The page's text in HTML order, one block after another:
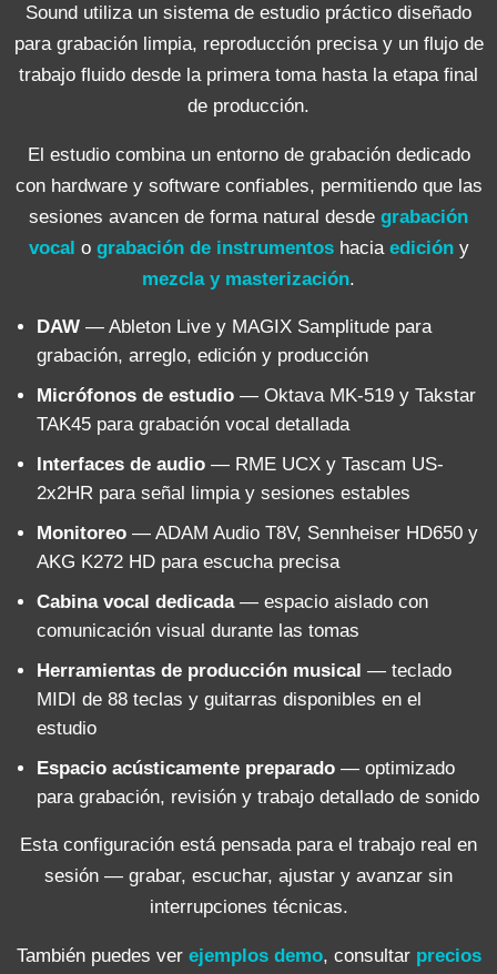
Sound utiliza un sistema de estudio práctico diseñado
para grabación limpia, reproducción precisa y un flujo de
trabajo fluido desde la primera toma hasta la etapa final
de producción.
El estudio combina un entorno de grabación dedicado
con hardware y software confiables, permitiendo que las
sesiones avancen de forma natural desde grabación
vocal o grabación de instrumentoshacia edicióny
mezcla y masterización.
DAW — Ableton Live y MAGIX Samplitude para
grabación, arreglo, edición y producción
Micrófonos de estudio — Oktava MK-519 y Takstar
TAK45 para grabación vocal detallada
Interfaces de audio — RME UCX y Tascam US-
2x2HR para señal limpia y sesiones estables
Monitoreo — ADAM Audio T8V, Sennheiser HD650 y
AKG K272 HD para escucha precisa
Cabina vocal dedicada— espacio aislado con
comunicación visual durante las tomas
Herramientas de producción musical — teclado
MIDI de 88 teclas y guitarras disponibles en el
estudio
Espacio acústicamente preparado — optimizado
para grabación, revisión y trabajo detallado de sonido
Esta configuración está pensada para el trabajo real en
sesión — grabar, escuchar, ajustar y avanzar sin
interrupciones técnicas.
También puedes ver ejemplos demo, consultar precios